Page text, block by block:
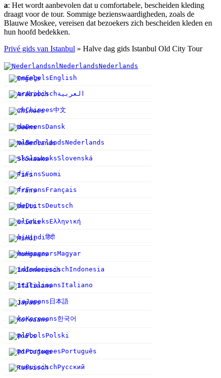
a: Het wordt aanbevolen dat u comfortabele, bescheiden kleding
draagt voor de tour. Sommige bezienswaardigheden, zoals de
Blauwe Moskee, vereisen dat bezoekers zich bescheiden kleden en
hun hoofd bedekken.
Privé gids van Istanbul » Halve dag gids Istanbul Old City Tour
nl NederlandsNederlands
enEngelsEnglish
arArabischالعربية
zhChinees中文
daDeensDansk
nlNederlandsNederlands
skSlowaaksSlovenská
fiFinsSuomi
frFransFrançais
deDuitsDeutsch
elGrieksΕλληνική
hiHindiहिंदी
huHongaarsMagyar
idIndonesischIndonesia
itItaliaansItaliano
jaJapans 日本語
koKoreaans한국어
plPoolsPolski
ptPortugeesPortuguês
ruRussischРусский